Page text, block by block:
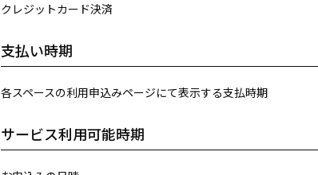
クレジットカード決済
支払い時期
各スペースの利用申込みページにて表示する支払時期
サービス利用可能時期